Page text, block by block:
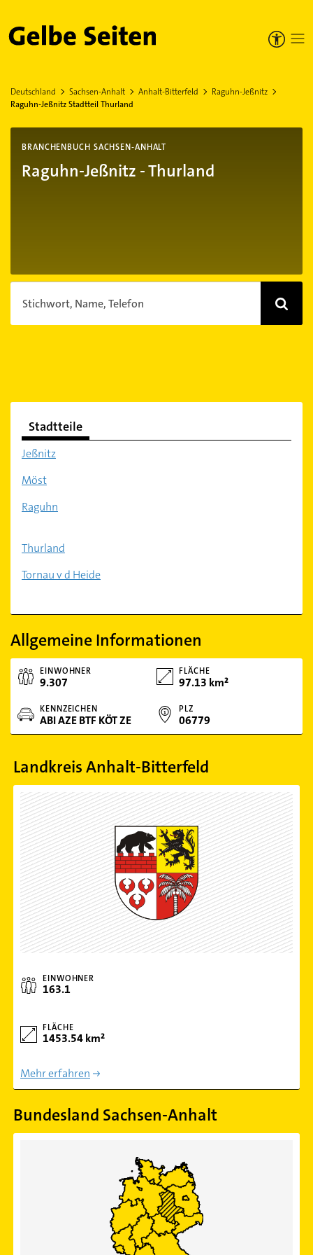
Gelbe Seiten
Deutschland Sachsen-Anhalt Anhalt-Bitterfeld
Raguhn-Jeßnitz
Raguhn-Jeßnitz Stadtteil Thurland
BRANCHENBUCH SACHSEN-ANHALT
Raguhn-Jeßnitz - Thurland
Stichwort, Name, Telefon
Stadtteile
Jeßnitz
Möst
Raguhn
Thurland
Tornau v d Heide
Allgemeine Informationen
EINWOHNER
9.307
FLÄCHE
97.13 km²
KENNZEICHEN
ABI AZE BTF KÖT ZE
PLZ
06779
Landkreis Anhalt-Bitterfeld
EINWOHNER
163.1
FLÄCHE
1453.54 km²
Mehr erfahren
Bundesland Sachsen-Anhalt